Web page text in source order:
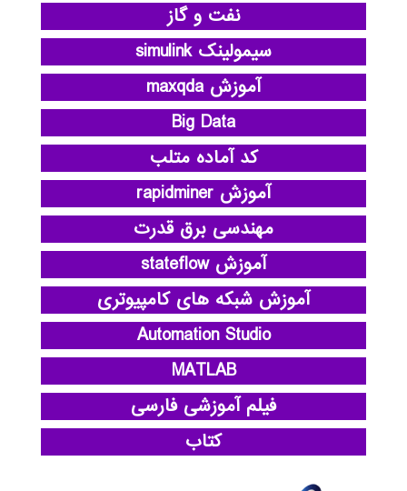
نفت و گاز
سیمولینک simulink
آموزش maxqda
Big Data
کد آماده متلب
آموزش rapidminer
مهندسی برق قدرت
آموزش stateflow
آموزش شبکه های کامپیوتری
Automation Studio
MATLAB
فیلم آموزشی فارسی
کتاب